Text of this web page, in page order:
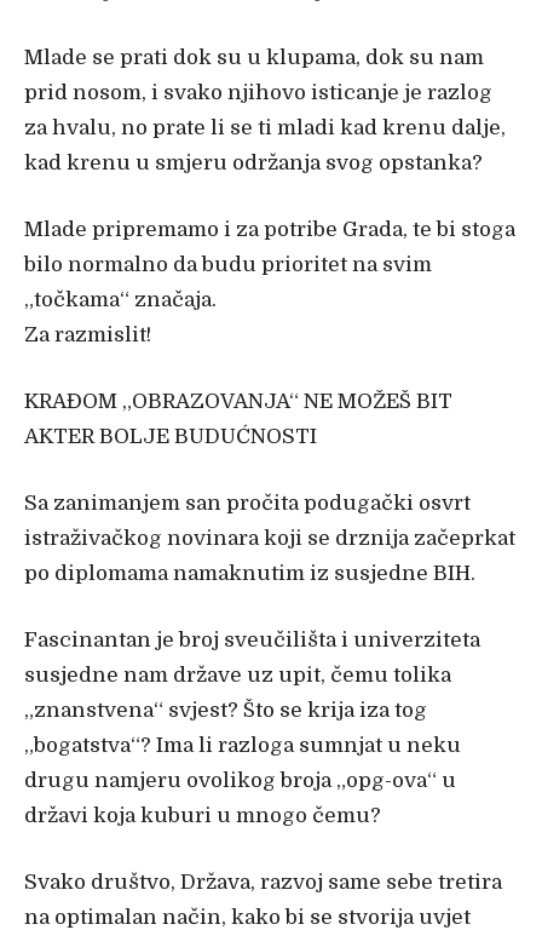
Mlade se prati dok su u klupama, dok su nam
prid nosom, i svako njihovo isticanje je razlog
za hvalu, no prate li se ti mladi kad krenu dalje,
kad krenu u smjeru održanja svog opstanka?
Mlade pripremamo i za potribe Grada, te bi stoga
bilo normalno da budu prioritet na svim
„točkama“ značaja.
Za razmislit!
KRAĐOM „OBRAZOVANJA“ NE MOŽEŠ BIT
AKTER BOLJE BUDUĆNOSTI
Sa zanimanjem san pročita podugački osvrt
istraživačkog novinara koji se drznija začeprkat
po diplomama namaknutim iz susjedne BIH.
Fascinantan je broj sveučilišta i univerziteta
susjedne nam države uz upit, čemu tolika
„znanstvena“ svjest? Što se krija iza tog
„bogatstva“? Ima li razloga sumnjat u neku
drugu namjeru ovolikog broja „opg-ova“ u
državi koja kuburi u mnogo čemu?
Svako društvo, Država, razvoj same sebe tretira
na optimalan način, kako bi se stvorija uvjet